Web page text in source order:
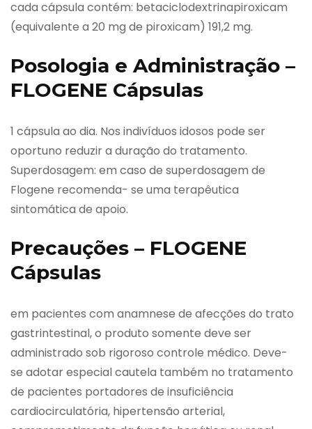
cada cápsula contém: betaciclodextrinapiroxicam
(equivalente a 20 mg de piroxicam) 191,2 mg.
Posologia e Administração –
FLOGENE Cápsulas
1 cápsula ao dia. Nos indivíduos idosos pode ser
oportuno reduzir a duração do tratamento.
Superdosagem: em caso de superdosagem de
Flogene recomenda- se uma terapêutica
sintomática de apoio.
Precauções – FLOGENE
Cápsulas
em pacientes com anamnese de afecções do trato
gastrintestinal, o produto somente deve ser
administrado sob rigoroso controle médico. Deve-
se adotar especial cautela também no tratamento
de pacientes portadores de insuficiência
cardiocirculatória, hipertensão arterial,